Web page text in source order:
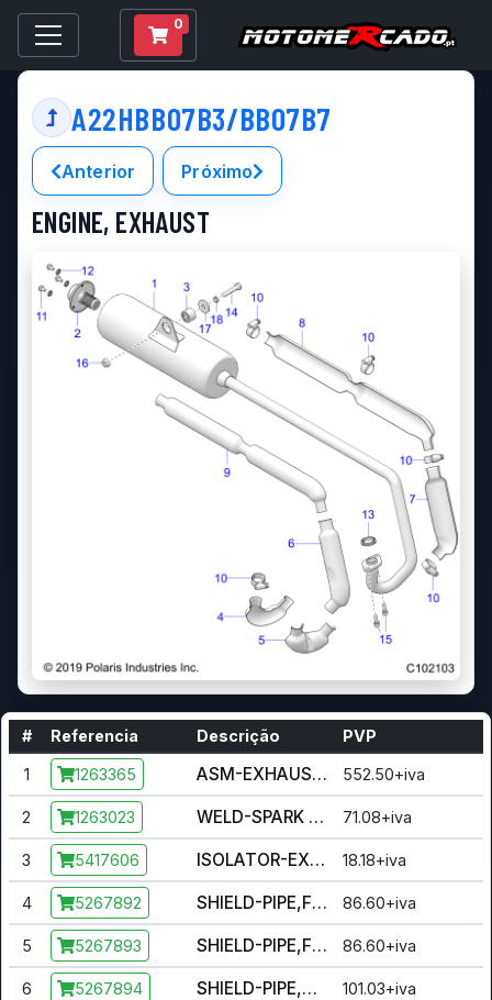
0
A22HBB07B3/BB07B7
Anterior Próximo
ENGINE, EXHAUST
# Referencia Descrição PVP
1 1263365 ASM-EXHAUST INCL. 1-12 552.50+iva
2 1263023 WELD-SPARK ARRESTOR,150 71.08+iva
3 5417606 ISOLATOR-EXHAUST BRACKET 18.18+iva
4 5267892 SHIELD-PIPE,FRONT,INNER 86.60+iva
5 5267893 SHIELD-PIPE,FRONT,OUTER 86.60+iva
6 5267894 SHIELD-PIPE,MID,INNER 101.03+iva